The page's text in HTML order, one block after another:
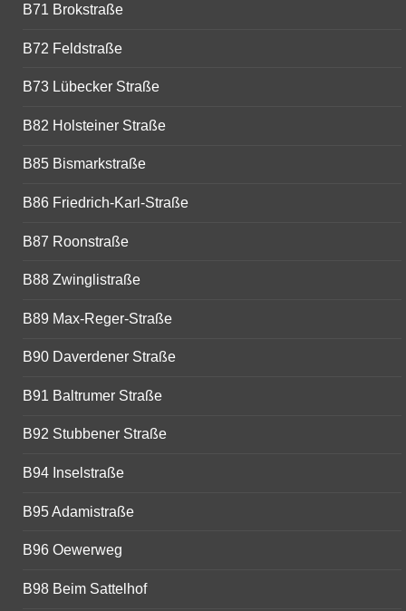
B71 Brokstraße
B72 Feldstraße
B73 Lübecker Straße
B82 Holsteiner Straße
B85 Bismarkstraße
B86 Friedrich-Karl-Straße
B87 Roonstraße
B88 Zwinglistraße
B89 Max-Reger-Straße
B90 Daverdener Straße
B91 Baltrumer Straße
B92 Stubbener Straße
B94 Inselstraße
B95 Adamistraße
B96 Oewerweg
B98 Beim Sattelhof